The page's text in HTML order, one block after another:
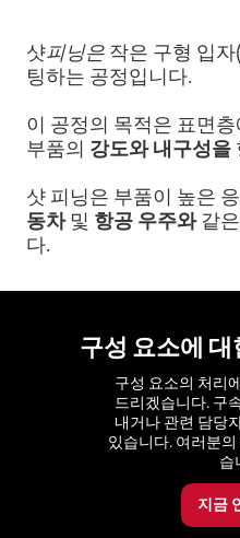
샷피닝은 작은 구형 입
팅하는 공정입니다.
이 공정의 목적은 표면
부품의 강도와 내구성을
샷 피닝은 부품이 높은
동차및 항공 우주와 같
다.
구성 요소에 대
구성 요소의 처리
드리겠습니다. 구
내거나 관련 담당
있습니다. 여러분
습
지금